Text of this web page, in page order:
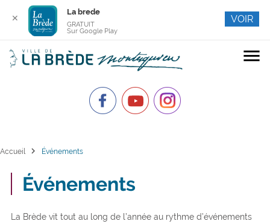
menu
Accueil chevron_right Événements
Événements
La Brède vit tout au long de l’année au rythme d’événements
✕
La brede
GRATUIT
Sur Google Play
VOIR